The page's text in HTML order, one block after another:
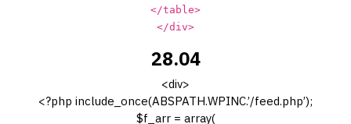
</table>
</div>
28.04
<div>
<?php include_once(ABSPATH.WPINC.’/feed.php’);
$f_arr = array(